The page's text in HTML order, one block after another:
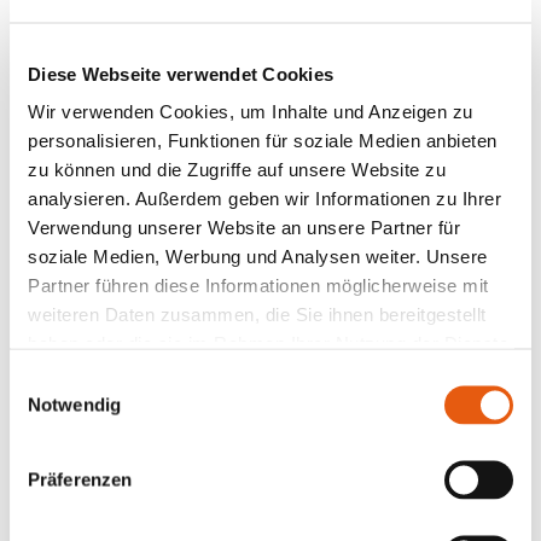
Diese Webseite verwendet Cookies
Wir verwenden Cookies, um Inhalte und Anzeigen zu
personalisieren, Funktionen für soziale Medien anbieten
zu können und die Zugriffe auf unsere Website zu
analysieren. Außerdem geben wir Informationen zu Ihrer
Verwendung unserer Website an unsere Partner für
soziale Medien, Werbung und Analysen weiter. Unsere
Partner führen diese Informationen möglicherweise mit
weiteren Daten zusammen, die Sie ihnen bereitgestellt
Notwendig
Präferenzen
Um Deine Geschäftsidee zu entwickeln,
durchläuft Du drei Phasen :
Der Träumer:Jetzt darfst Du einfach
träumen und kreative Ideen erfinden. Lass
Deiner Fantasie freien Lauf und erkunde alle
Möglichkeiten.
Danach denkst Du über die
würdest Du dafür brauchen, z. B. an
Der Kritiker: